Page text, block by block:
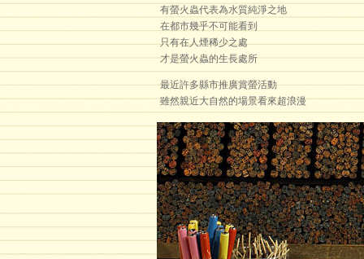
有螢火蟲代表為水質純淨之地
在都市幾乎不可能看到
只有在人煙稀少之處
才是螢火蟲的生長處所
最近許多縣市推廣賞螢活動
雖然親近大自然的場景看來超浪漫